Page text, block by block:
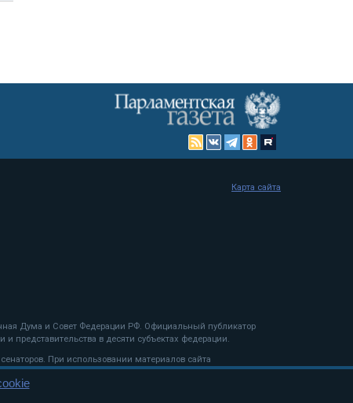
Дума и Совет Федерации РФ. Официальный публикатор
представительства в десяти субъектах федерации.
При использовании материалов сайта
Карта сайта